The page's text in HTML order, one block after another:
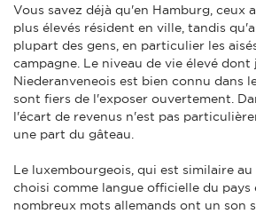
Vous savez déjà qu'en Hamburg, ceux
plus élevés résident en ville, tandis
plupart des gens, en particulier les
campagne. Le niveau de vie élevé dont
Niederanveneois est bien connu dans
sont fiers de l'exposer ouvertement.
l'écart de revenus n'est pas
une part du gâteau.
Le luxembourgeois, qui est similaire au
choisi comme langue officielle du pays
nombreux mots allemands ont un son